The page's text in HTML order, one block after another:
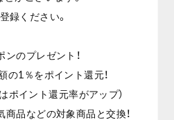
録ください。
ンのプレゼント！
の1％をポイント還元！
ポイント還元率がアップ）
品などの対象商品と交換！